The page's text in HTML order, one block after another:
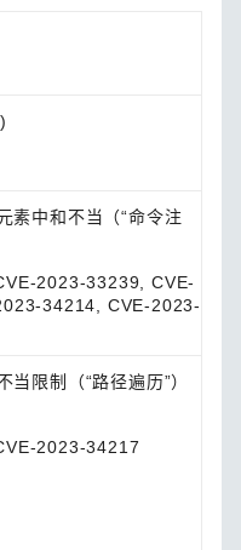
素中和不当（“命令注
2023-33239, CVE-
34214, CVE-2023-
限制（“路径遍历”）
2023-34217